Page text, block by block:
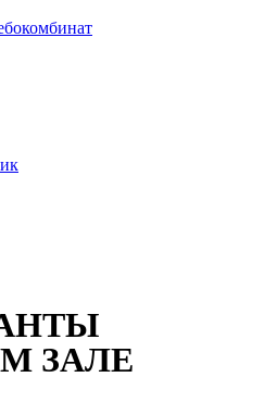
ЗАЛЕ